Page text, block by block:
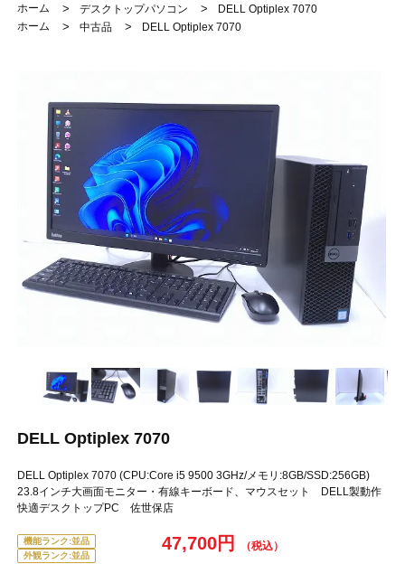
ホーム
> デスクトップパソコン >
DELL Optiplex 7070
ホーム
> 中古品 > DELL Optiplex 7070
DELL Optiplex 7070
DELL Optiplex 7070 (CPU:Core i5 9500 3GHz/メモリ:8GB/SSD:256GB)
23.8インチ大画面モニター・有線キーボード、マウスセット DELL製動作
快適デスクトップPC 佐世保店
機能ランク:並品
外観ランク:並品
47,700円